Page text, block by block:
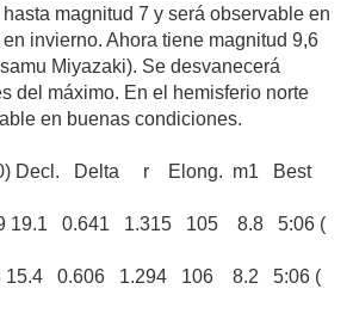
magnitud 7 y será observable en
invierno. Ahora tiene magnitud 9,6
Miyazaki). Se desvanecerá
del máximo. En el hemisferio norte
en buenas condiciones.
Decl. Delta r Elong. m1 Best
19.1 0.641 1.315 105 8.8 5:06 (
15.4 0.606 1.294 106 8.2 5:06 (